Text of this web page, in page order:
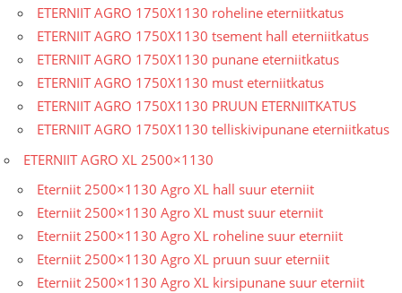
ETERNIIT AGRO 1750X1130 roheline eterniitkatus
ETERNIIT AGRO 1750X1130 tsement hall eterniitkatus
ETERNIIT AGRO 1750X1130 punane eterniitkatus
ETERNIIT AGRO 1750X1130 must eterniitkatus
ETERNIIT AGRO 1750X1130 PRUUN ETERNIITKATUS
ETERNIIT AGRO 1750X1130 telliskivipunane eterniitkatus
ETERNIIT AGRO XL 2500×1130
Eterniit 2500×1130 Agro XL hall suur eterniit
Eterniit 2500×1130 Agro XL must suur eterniit
Eterniit 2500×1130 Agro XL roheline suur eterniit
Eterniit 2500×1130 Agro XL pruun suur eterniit
Eterniit 2500×1130 Agro XL kirsipunane suur eterniit